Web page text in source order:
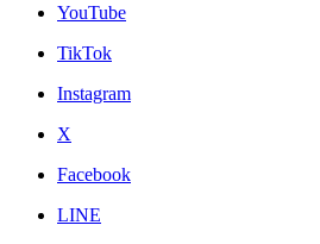
YouTube
TikTok
Instagram
X
Facebook
LINE